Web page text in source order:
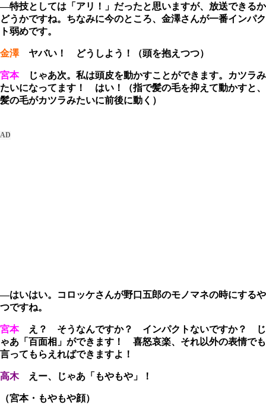
―特技としては「アリ！」だったと思いますが、放送できるか
どうかですね。ちなみに今のところ、金澤さんが一番インパク
ト弱めです。
金澤ヤバい！ どうしよう！（頭を抱えつつ）
宮本じゃあ次。私は頭皮を動かすことができます。カツラみ
たいになってます！ はい！（指で髪の毛を抑えて動かすと、
髪の毛がカツラみたいに前後に動く）
―はいはい。コロッケさんが野口五郎のモノマネの時にするや
つですね。
宮本え？ そうなんですか？ インパクトないですか？ じ
ゃあ「百面相」ができます！ 喜怒哀楽、それ以外の表情でも
言ってもらえればできますよ！
高木えー、じゃあ「もやもや」！
（宮本・もやもや顔）